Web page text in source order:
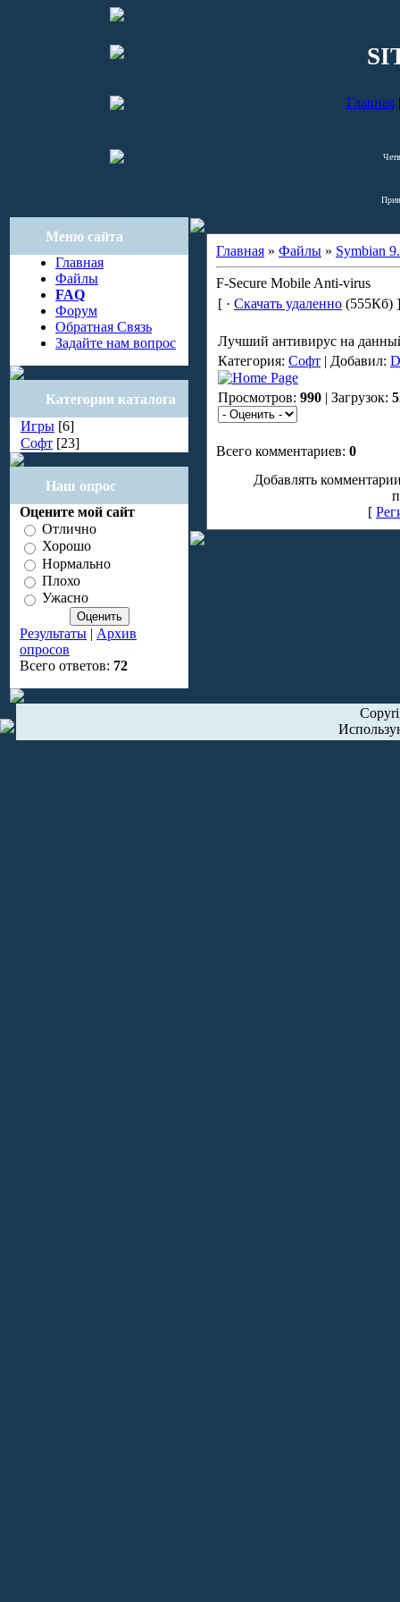
Главная
Меню сайта
Главная
Файлы
FAQ
Форум
Обратная Связь
Задайте нам вопрос
Категории каталога
Игры [6]
Софт [23]
Наш опрос
Оцените мой сайт
Отлично
Хорошо
Нормально
Плохо
Ужасно
Результаты | Архив
опросов
Всего ответов: 72
Главная » Файлы » Symbian
F-Secure Mobile Anti-virus
[ · Скачать удаленно (555Кб) ]
Лучший антивирус на
Категория: Софт | Добавил:
Просмотров: 990 | Загрузок:
Всего комментариев: 0
Добавлять
[